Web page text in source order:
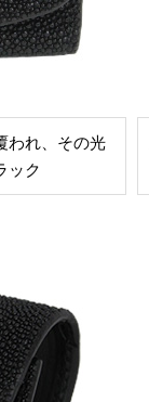
われ、その光
ック